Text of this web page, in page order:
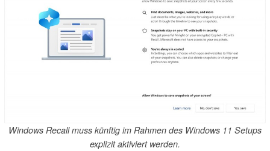
Windows Recall muss künftig im Rahmen des Windows 11 Setups
explizit aktiviert werden.